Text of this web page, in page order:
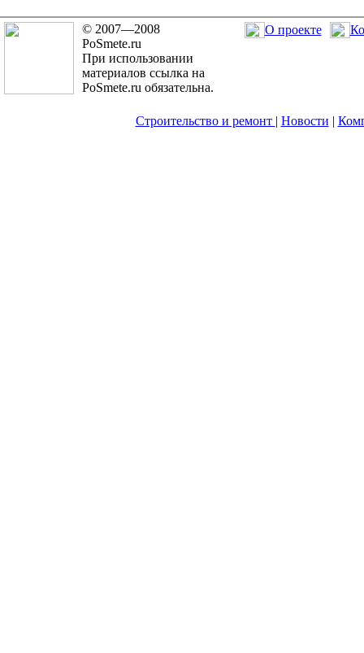
© 2007—2008
PoSmete.ru
При использовании
материалов ссылка на
PoSmete.ru обязательна.
О проекте
Строительство и ремонт | Новости |